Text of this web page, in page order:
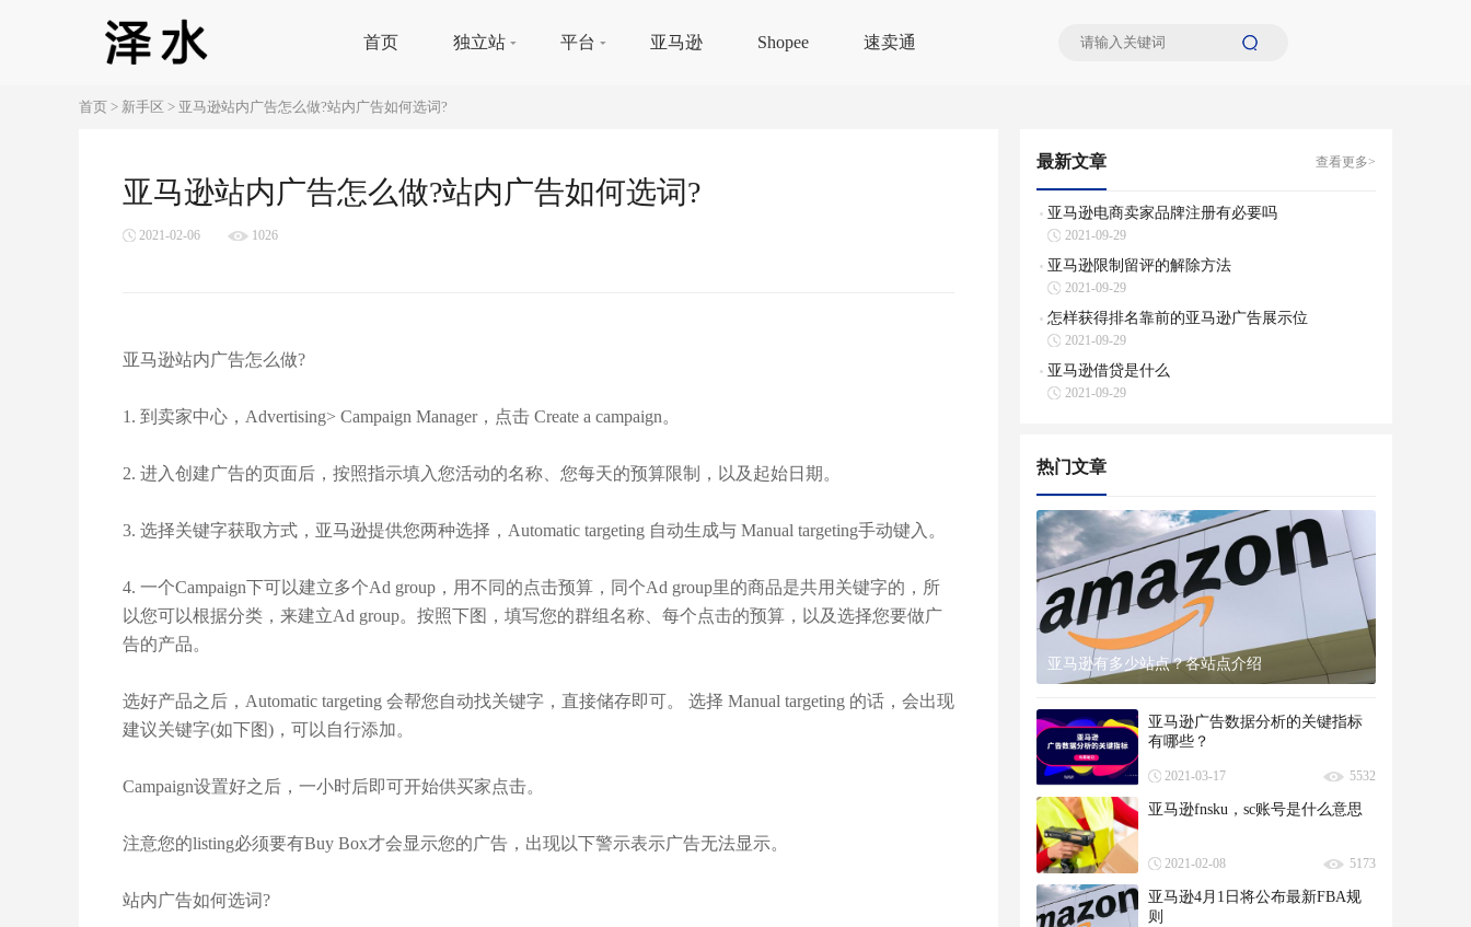
首页 独立站 平台 亚马逊 Shopee 速卖通
首页 > 新手区 > 亚马逊站内广告怎么做?站内广告如何选词?
亚马逊站内广告怎么做?站内广告如何选词?
2021-02-06 1026
亚马逊站内广告怎么做?
1. 到卖家中心，Advertising> Campaign Manager，点击 Create a campaign。
2. 进入创建广告的页面后，按照指示填入您活动的名称、您每天的预算限制，以及起始日期。
3. 选择关键字获取方式，亚马逊提供您两种选择，Automatic targeting 自动生成与 Manual targeting手动键入。
4. 一个Campaign下可以建立多个Ad group，用不同的点击预算，同个Ad group里的商品是共用关键字的，所
以您可以根据分类，来建立Ad group。按照下图，填写您的群组名称、每个点击的预算，以及选择您要做广
告的产品。
选好产品之后，Automatic targeting 会帮您自动找关键字，直接储存即可。 选择 Manual targeting 的话，会出现
建议关键字(如下图)，可以自行添加。
Campaign设置好之后，一小时后即可开始供买家点击。
注意您的listing必须要有Buy Box才会显示您的广告，出现以下警示表示广告无法显示。
站内广告如何选词?
最新文章 查看更多>
亚马逊电商卖家品牌注册有必要吗
2021-09-29
亚马逊限制留评的解除方法
2021-09-29
怎样获得排名靠前的亚马逊广告展示位
2021-09-29
亚马逊借贷是什么
2021-09-29
热门文章
亚马逊有多少站点？各站点介绍
亚马逊广告数据分析的关键指标
有哪些？
2021-03-17 5532
亚马逊fnsku，sc账号是什么意思
2021-02-08 5173
亚马逊4月1日将公布最新FBA规
则